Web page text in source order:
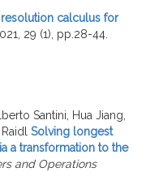
calculus for
29 (1), pp.28-44.
Santini, Hua Jiang,
Solving longest
a transformation to the
and Operations